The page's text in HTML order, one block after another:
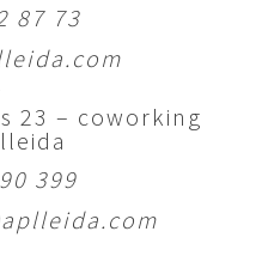
87 73
23 – coworking
399